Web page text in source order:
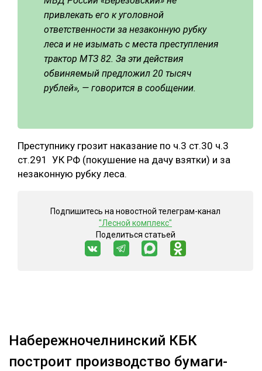
СУШКА ДРЕВЕСИНЫ
привлекать его к уголовной
ответственности за незаконную рубку
леса и не изымать с места преступления
трактор МТЗ 82. За эти действия
обвиняемый предложил 20 тысяч
рублей», — говорится в сообщении.
Преступнику грозит наказание по ч.3 ст.30 ч.3
ст.291 УК РФ (покушение на дачу взятки) и за
незаконную рубку леса.
Подпишитесь на новостной телеграм-канал
"Лесной комплекс"
Поделиться статьей
Набережночелнинский КБК
построит производство бумаги-